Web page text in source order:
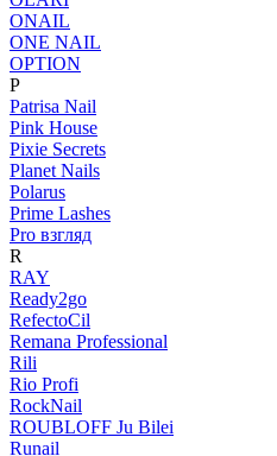
ONAIL
ONE NAIL
OPTION
P
Patrisa Nail
Pink House
Pixie Secrets
Planet Nails
Polarus
Prime Lashes
Pro взгляд
R
RAY
Ready2go
RefectoCil
Remana Professional
Rili
Rio Profi
RockNail
ROUBLOFF Ju Bilei
Runail